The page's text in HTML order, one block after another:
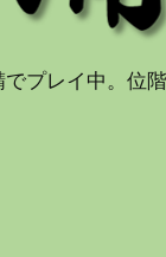
プレイ中。位